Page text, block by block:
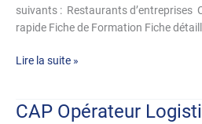
suivants : Restaurants d’entreprises
rapide Fiche de Formation Fiche
Lire la suite »
CAP Opérateur
CAP